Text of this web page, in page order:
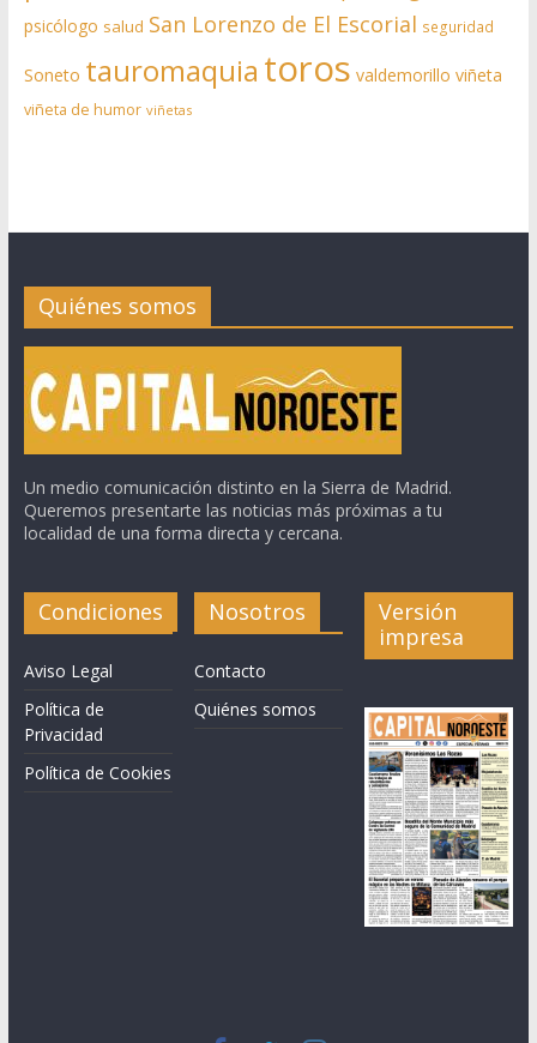
psicólogo salud San Lorenzo de El Escorial seguridad
Soneto tauromaquia toros valdemorillo viñeta
viñeta de humor viñetas
Quiénes somos
Un medio comunicación distinto en la Sierra de Madrid.
Queremos presentarte las noticias más próximas a tu
localidad de una forma directa y cercana.
Condiciones
Aviso Legal
Política de
Privacidad
Política de Cookies
Nosotros
Contacto
Quiénes somos
Versión
impresa